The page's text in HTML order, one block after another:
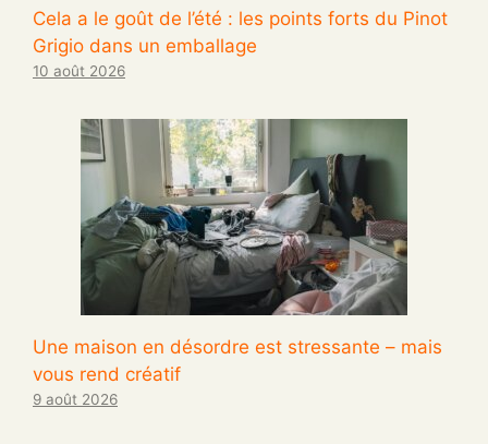
Cela a le goût de l’été : les points forts du Pinot
Grigio dans un emballage
10 août 2026
Une maison en désordre est stressante – mais
vous rend créatif
9 août 2026